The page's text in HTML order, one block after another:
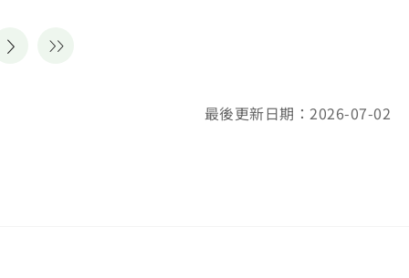
最後更新日期：2026-07-02